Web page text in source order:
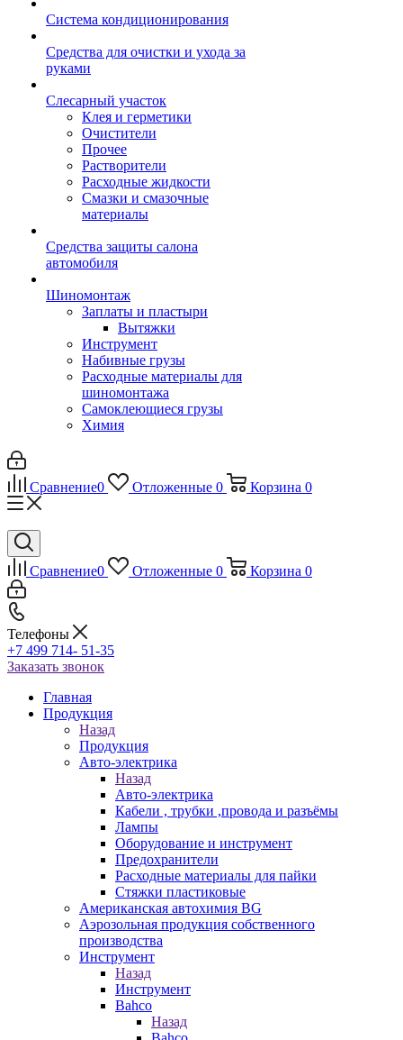
Система кондиционирования
Средства для очистки и ухода за
руками
Слесарный участок
Клея и герметики
Очистители
Прочее
Растворители
Расходные жидкости
Смазки и смазочные
материалы
Средства защиты салона
автомобиля
Шиномонтаж
Заплаты и пластыри
Вытяжки
Инструмент
Набивные грузы
Расходные материалы для
шиномонтажа
Самоклеющиеся грузы
Химия
Сравнение0 Отложенные 0 Корзина 0
Сравнение0 Отложенные 0 Корзина 0
Телефоны
+7 499 714- 51-35
Заказать звонок
Главная
Продукция
Назад
Продукция
Авто-электрика
Назад
Авто-электрика
Кабели , трубки ,провода и разъёмы
Лампы
Оборудование и инструмент
Предохранители
Расходные материалы для пайки
Стяжки пластиковые
Американская автохимия BG
Аэрозольная продукция собственного
производства
Инструмент
Назад
Инструмент
Bahco
Назад